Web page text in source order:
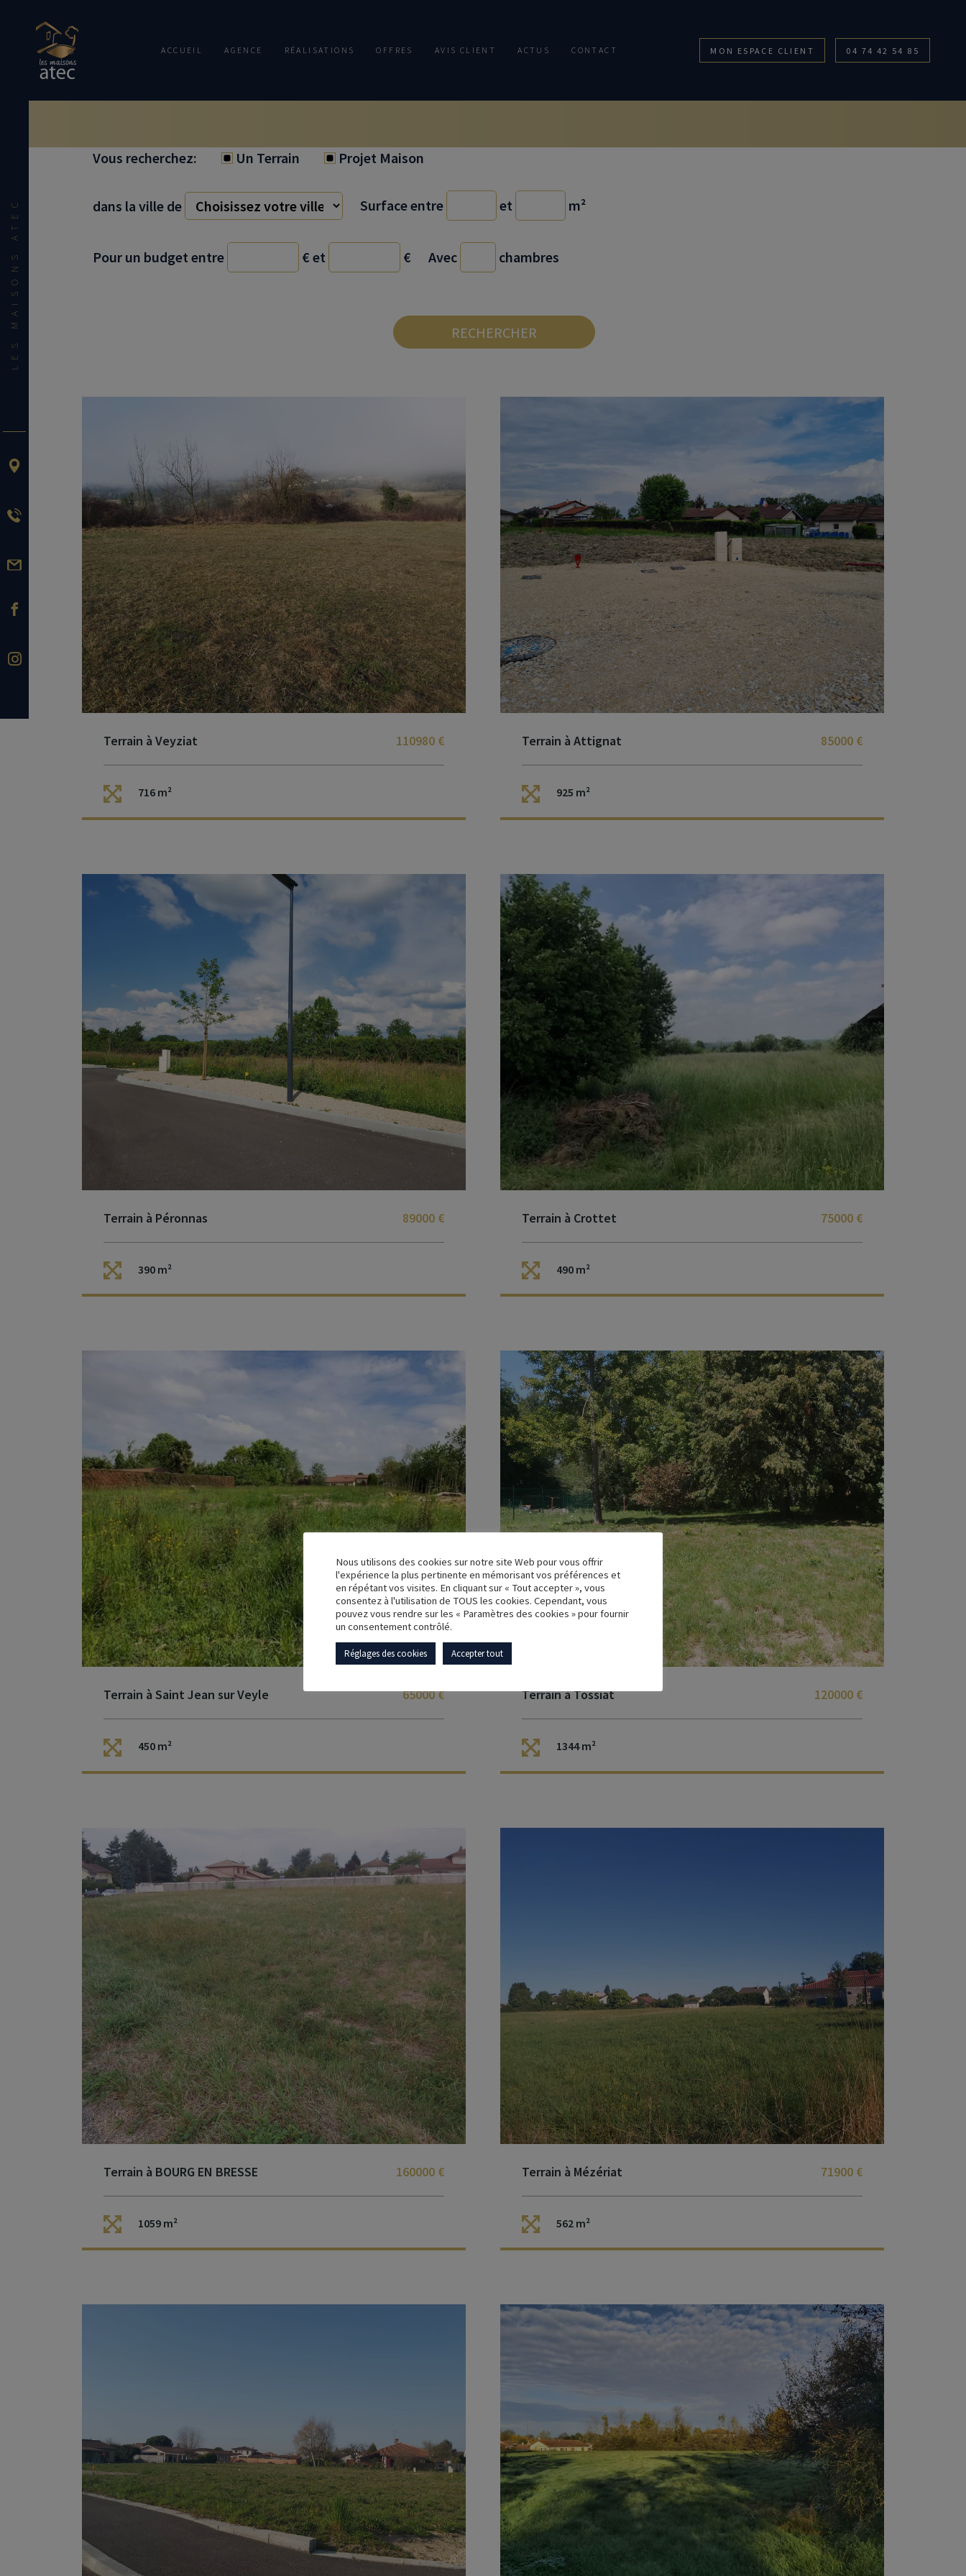
ACCUEIL AGENCE RÉALISATIONS OFFRES AVIS CLIENT ACTUS CONTACT MON ESPACE CLIENT 04 74 42 54 85
LES MAISONS ATEC
Vous recherchez: Un Terrain Projet Maison
dans la ville de Surface entre et m²
Pour un budget entre € et € Avec chambres
Terrain à Veyziat 110980 €
716 m²
Terrain à Attignat 85000 €
925 m²
Terrain à Péronnas 89000 €
390 m²
Terrain à Crottet 75000 €
490 m²
Terrain à Saint Jean sur Veyle 65000 €
450 m²
Terrain à Tossiat 120000 €
1344 m²
Terrain à BOURG EN BRESSE 160000 €
1059 m²
Terrain à Mézériat 71900 €
562 m²
Nous utilisons des cookies sur notre site Web pour vous offrir
l'expérience la plus pertinente en mémorisant vos préférences et
en répétant vos visites. En cliquant sur « Tout accepter », vous
consentez à l'utilisation de TOUS les cookies. Cependant, vous
pouvez vous rendre sur les « Paramètres des cookies » pour fournir
un consentement contrôlé.
Réglages des cookies Accepter tout